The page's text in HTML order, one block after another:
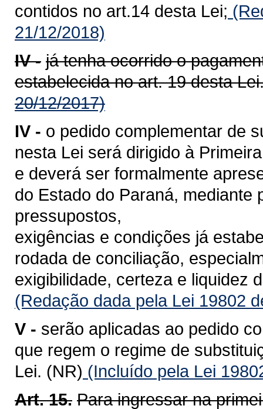
contidos no art.14 desta Lei;
21/12/2018)
IV - já tenha ocorrido o
estabelecida no art. 19 desta
20/12/2017)
IV - o pedido complementar de
nesta Lei será dirigido à
e deverá ser formalmente
do Estado do Paraná,
pressupostos,
exigências e condições já
rodada de conciliação,
exigibilidade, certeza e liquidez
(Redação dada pela Lei 19802
V - serão aplicadas ao pedido
que regem o regime de
Lei. (NR) (Incluído pela Lei
Art. 15. Para ingressar na